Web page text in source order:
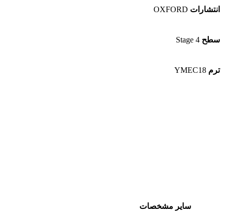
انتشارات OXFORD
سطح Stage 4
ترم YMEC18
سایر مشخصات